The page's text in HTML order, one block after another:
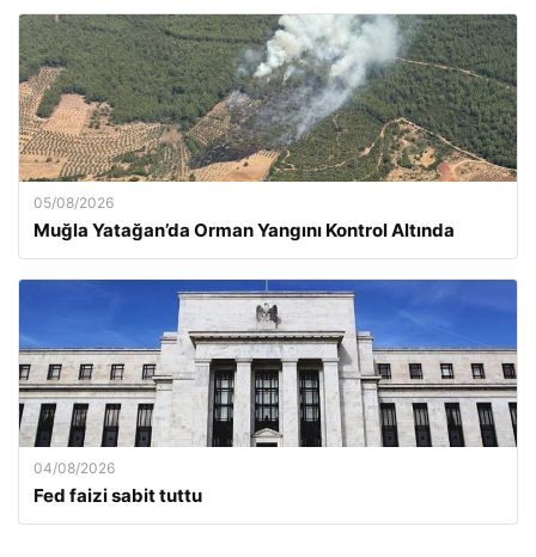
05/08/2026
Muğla Yatağan’da Orman Yangını Kontrol Altında
04/08/2026
Fed faizi sabit tuttu